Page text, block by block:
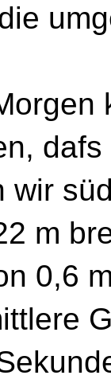
dafs
wir
m
0,6